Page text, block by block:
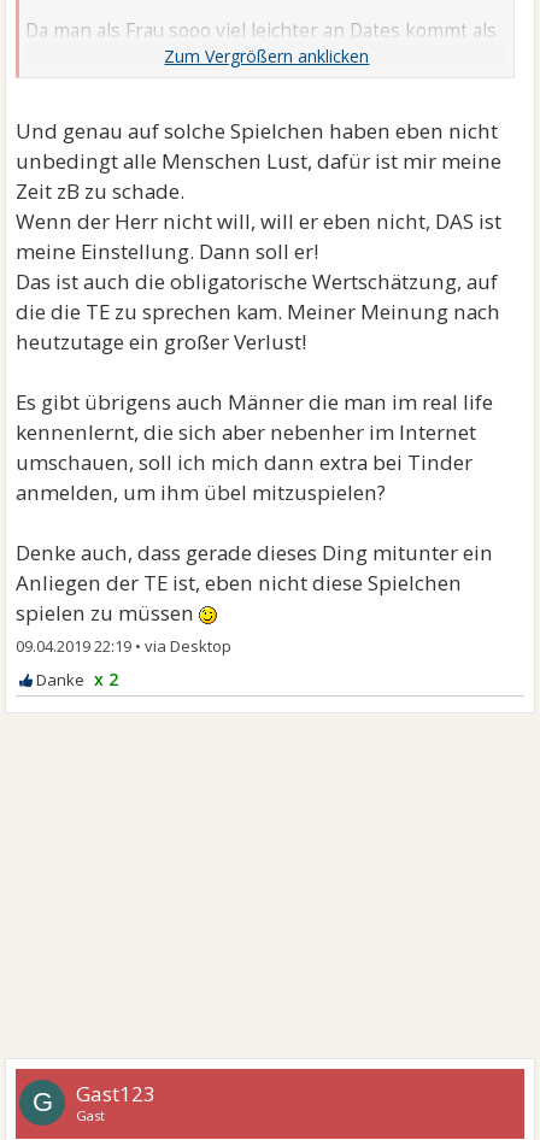
Da man als Frau sooo viel leichter an Dates kommt als
die Herren, haben bislang immer die Männer von sich
Und genau auf solche Spielchen haben eben nicht
unbedingt alle Menschen Lust, dafür ist mir meine
Zeit zB zu schade.
Wenn der Herr nicht will, will er eben nicht, DAS ist
meine Einstellung. Dann soll er!
Das ist auch die obligatorische Wertschätzung, auf
die die TE zu sprechen kam. Meiner Meinung nach
heutzutage ein großer Verlust!
Es gibt übrigens auch Männer die man im real life
kennenlernt, die sich aber nebenher im Internet
umschauen, soll ich mich dann extra bei Tinder
anmelden, um ihm übel mitzuspielen?
Denke auch, dass gerade dieses Ding mitunter ein
Anliegen der TE ist, eben nicht diese Spielchen
spielen zu müssen
09.04.2019 22:19 •
x 2
G Gast123
Gast